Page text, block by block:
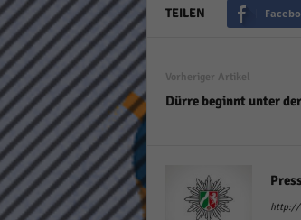
TEILEN
Vorheriger Artikel
Dürre beginnt unter
http://